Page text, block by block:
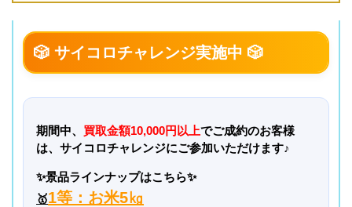
🎲 サイコロチャレンジ実施中 🎲
期間中、 買取金額10,000円以上でご成約のお客様
は、サイコロチャレンジにご参加いただけます♪
✨景品ラインナップはこちら✨
🥇1等：お米5㎏